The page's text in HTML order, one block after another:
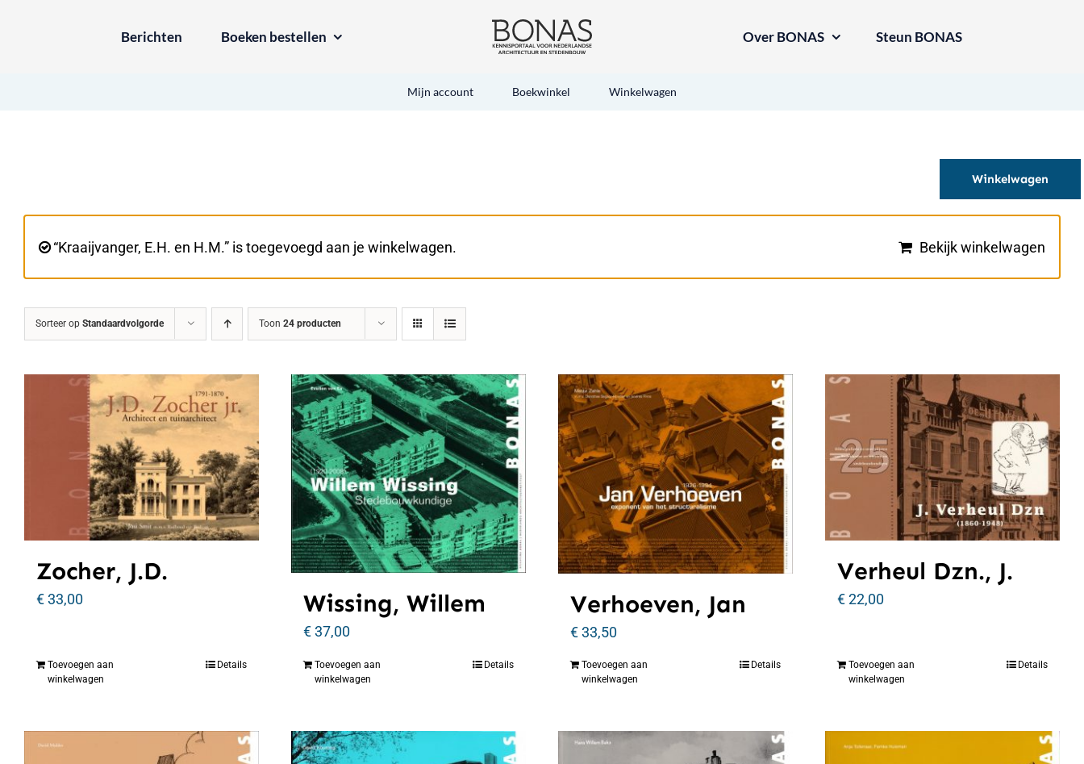
Berichten Boeken bestellen Over BONAS Steun BONAS
Mijn account Boekwinkel Winkelwagen
Winkelwagen
“Kraaijvanger, E.H. en H.M.” is toegevoegd aan je winkelwagen. Bekijk winkelwagen
Sorteer op Standaardvolgorde Toon 24 producten
Zocher, J.D.
€33,00
Toevoegen aan
winkelwagen
Details
Wissing, Willem
€37,00
Toevoegen aan
winkelwagen
Details
Verhoeven, Jan
€33,50
Toevoegen aan
winkelwagen
Details
Verheul Dzn., J.
€22,00
Toevoegen aan
winkelwagen
Details